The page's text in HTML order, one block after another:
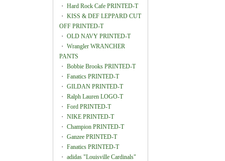
・ Hard Rock Cafe PRINTED-T
・ KISS & DEF LEPPARD CUT
OFF PRINTED-T
・ OLD NAVY PRINTED-T
・ Wrangler WRANCHER
PANTS
・ Bobbie Brooks PRINTED-T
・ Fanatics PRINTED-T
・ GILDAN PRINTED-T
・ Ralph Lauren LOGO-T
・ Ford PRINTED-T
・ NIKE PRINTED-T
・ Champion PRINTED-T
・ Ganzee PRINTED-T
・ Fanatics PRINTED-T
・ adidas "Louisville Cardinals"